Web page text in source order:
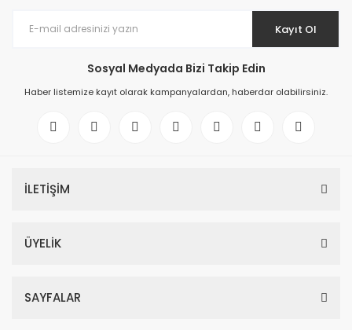
Kayıt Ol
Sosyal Medyada Bizi Takip Edin
Haber listemize kayıt olarak kampanyalardan, haberdar olabilirsiniz.
İLETİŞİM
ÜYELİK
SAYFALAR